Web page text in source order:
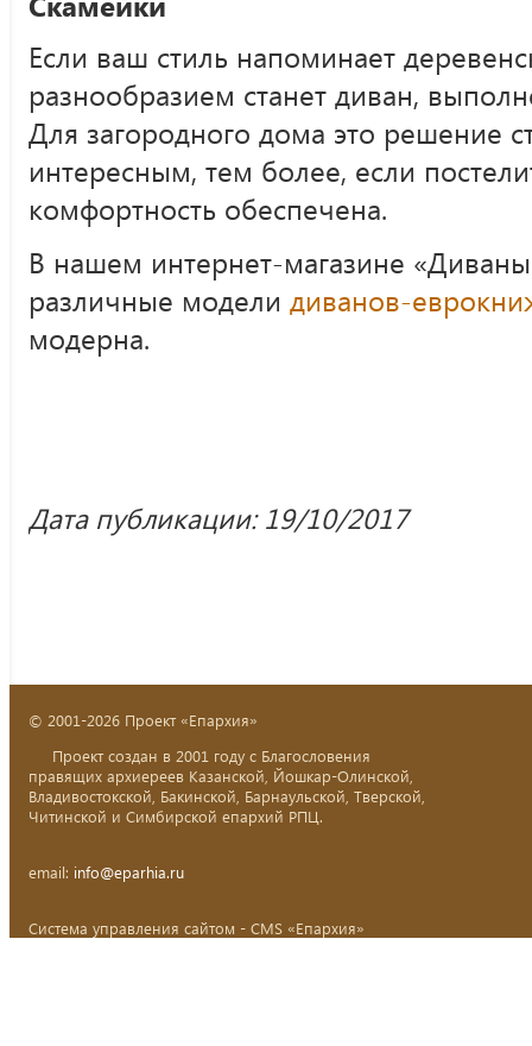
Если ваш стиль напоминает
разнообразием станет диван,
Для загородного дома это решение
интересным, тем более, если
комфортность обеспечена.
В нашем интернет-магазине
различные модели диванов-
модерна.
Дата публикации: 19/10/2017
© 2001-2026 Проект «Епархия»
Проект создан в 2001 году с Благословения
правящих архиереев Казанской, Йошкар-Олинской,
Владивостокской, Бакинской, Барнаульской, Тверской,
Читинской и Симбирской епархий РПЦ.
email: info@eparhia.ru
Система управления сайтом - CMS «Епархия»